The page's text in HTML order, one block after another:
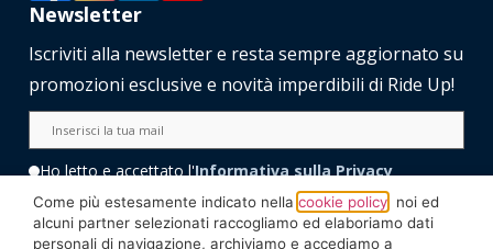
Newsletter
Iscriviti alla newsletter e resta sempre aggiornato su
promozioni esclusive e novità imperdibili di Ride Up!
Ho letto e accettato l'Informativa sulla Privacy
Come più estesamente indicato nella cookie policy , noi ed
alcuni partner selezionati raccogliamo ed elaboriamo dati
personali di navigazione, archiviamo e accediamo a